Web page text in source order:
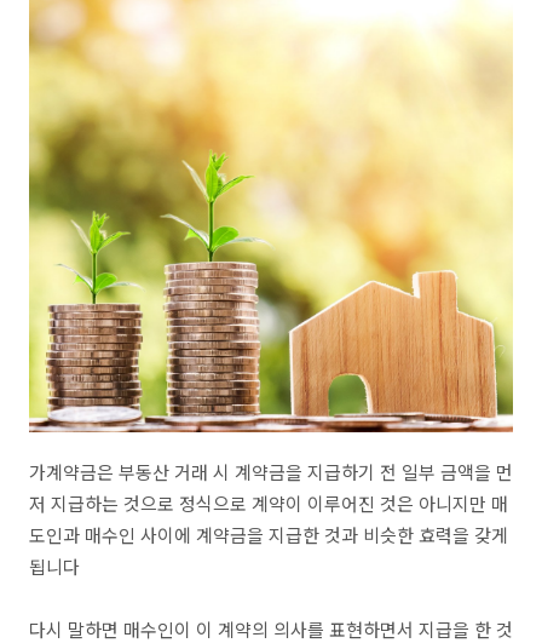
가계약금은 부동산 거래 시 계약금을 지급하기 전 일부 금액을 먼
저 지급하는 것으로 정식으로 계약이 이루어진 것은 아니지만 매
도인과 매수인 사이에 계약금을 지급한 것과 비슷한 효력을 갖게
됩니다
다시 말하면 매수인이 이 계약의 의사를 표현하면서 지급을 한 것